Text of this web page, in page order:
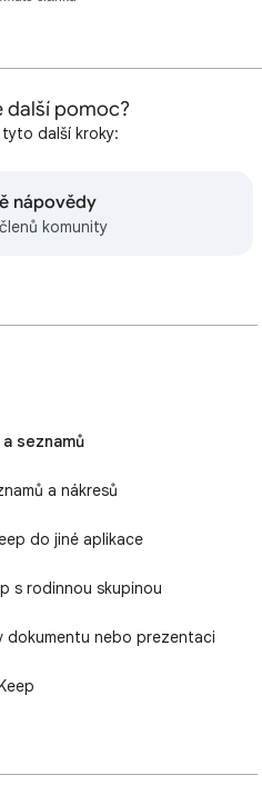
další pomoc?
další kroky:
nápovědy
komunity
seznamů
a nákresů
do jiné aplikace
s rodinnou skupinou
dokumentu nebo prezentaci